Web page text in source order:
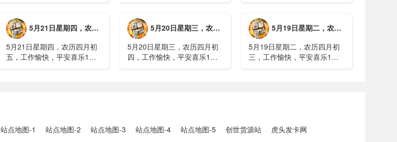
接2、山洪等地质灾害风险
大，重庆永川连续暴雨已致17
人失联，1人......
一煤矿爆炸已致8人死亡，井
下38人正在全力搜救3、张国
清赶赴山......
常住地提供基本公共服务的实
施意见》2、珠江流域进入“龙
舟水”降雨......
5月21日星期四，农历四月初五，工作愉快，平安喜乐
5月21日星期四，农历四月初
五，工作愉快，平安喜乐1、
5月20日星期三，农历四月初四，工作愉快，平安喜乐
5月20日星期三，农历四月初
四，工作愉快，平安喜乐1、
5月19日星期二，农历四月初三，工作愉快，平安喜乐
5月19日星期二，农历四月初
三，工作愉快，平安喜乐1、
站点地图-1 站点地图-2 站点地图-3 站点地图-4 站点地图-5 创世货源站
虎头发卡网